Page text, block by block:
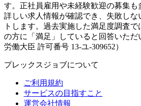
す。正社員雇用や未経験歓迎の募集も
詳しい求人情報が確認でき、失敗しな
トします。過去実施した満足度調査
の方に「満足」していると回答いただ
労働大臣 許可番号 13-ユ-309652）
プレックスジョブについて
ご利用規約
サービスの目指すこと
運営会社情報